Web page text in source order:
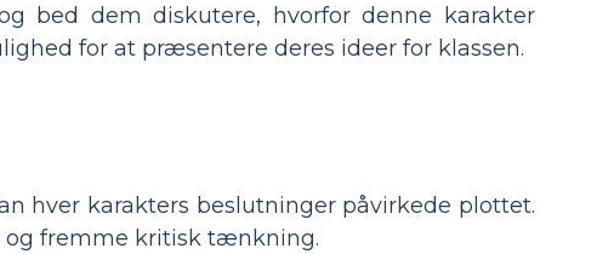
bed dem diskutere, hvorfor denne karakter
for at præsentere deres ideer for klassen.
hver karakters beslutninger påvirkede plottet.
og fremme kritisk tænkning.